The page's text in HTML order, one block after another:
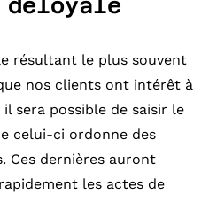
déloyale
résultant le plus souvent
nos clients ont intérêt à
sera possible de saisir le
celui-ci ordonne des
Ces dernières auront
les actes de